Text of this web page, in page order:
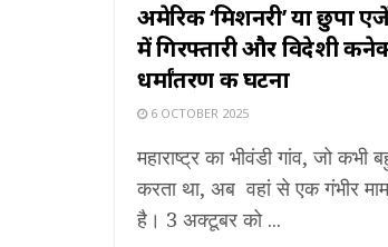
अमेरिकी ‘मिशनरी’ या छुपा
में गिरफ्तारी और विदेशी
धर्मांतरण की घटना
6 OCTOBER 2025
महाराष्ट्र का भीवंडी गांव, जो
करता था, अब वहां से एक गंभीर
है। 3 अक्टूबर को ...